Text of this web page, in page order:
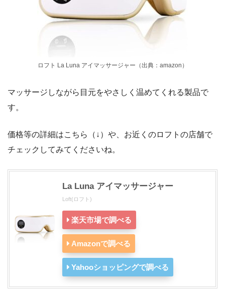
ロフト La Luna アイマッサージャー（出典：amazon）
マッサージしながら目元をやさしく温めてくれる製品で
す。
価格等の詳細はこちら（↓）や、お近くのロフトの店舗で
チェックしてみてくださいね。
La Luna アイマッサージャー
Loft(ロフト)
楽天市場で調べる
Amazonで調べる
Yahooショッピングで調べる